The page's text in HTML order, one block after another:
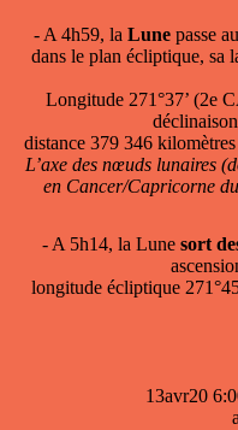
- A 4h59, la Lunepasse au
dans le plan écliptique, sa
Longitude 271°37’ (2e
distance 379 346
L’axe des nœuds lunaires
en Cancer/Capricorne du
- A 5h14, la Lune sort
longitude écliptique
13avr20